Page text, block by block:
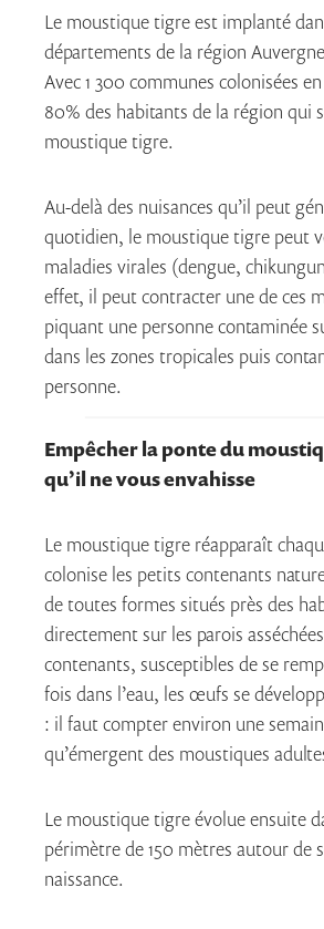
Le moustique tigre est implanté
départements de la région
Avec 1 300 communes colonisées
80% des habitants de la région qui
moustique tigre.
Au-delà des nuisances qu’il peut
quotidien, le moustique tigre peut
maladies virales (dengue,
effet, il peut contracter une de ces
piquant une personne contaminée
dans les zones tropicales puis
personne.
Empêcher la ponte du
qu’il ne vous envahisse
Le moustique tigre réapparaît
colonise les petits contenants
de toutes formes situés près des
directement sur les parois
contenants, susceptibles de se
fois dans l’eau, les œufs se
: il faut compter environ une
qu’émergent des moustiques
Le moustique tigre évolue ensuite
périmètre de 150 mètres autour de
naissance.